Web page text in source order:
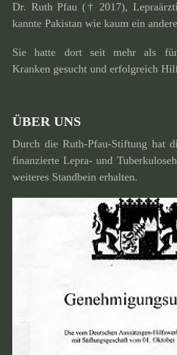
Dr. Ruth Pfau († 2017),
kannte Pakistan wie kaum ein
Sie hatte dort seit mehr als
Kranken gesucht und erfolg­reich
ÜBER UNS
Durch die Ruth-Pfau-Stiftung hat
finan­zierte Lepra- und
weiteres Standbein erhalten.